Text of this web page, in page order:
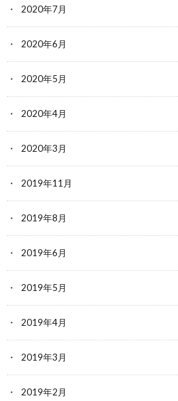
2020年7月
2020年6月
2020年5月
2020年4月
2020年3月
2019年11月
2019年8月
2019年6月
2019年5月
2019年4月
2019年3月
2019年2月